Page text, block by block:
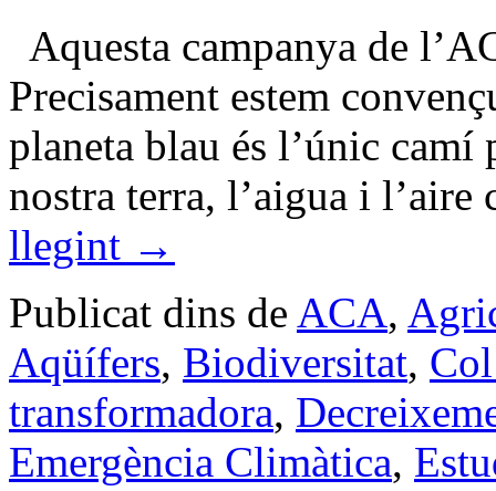
Aquesta campanya de
Precisament estem
planeta blau és l’únic
nostra terra, l’aigua i
llegint →
Publicat dins de ACA,
Aqüífers, Biodiversitat,
transformadora,
Emergència Climàtica,